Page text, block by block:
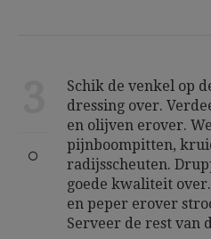
Schik de venkel op
dressing over.
en olijven erover.
pijnboompitten,
radijsscheuten.
goede kwaliteit
en peper erover
Serveer de rest van